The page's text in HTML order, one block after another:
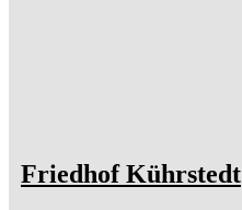
Friedhof Kührstedt